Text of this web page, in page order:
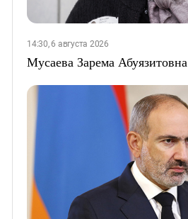
14:30, 6 августа 2026
Мусаева Зарема Абуязитовна